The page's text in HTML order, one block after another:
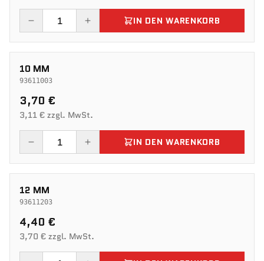
IN DEN WARENKORB
10 MM
93611003
3,70 €
3,11 € zzgl. MwSt.
IN DEN WARENKORB
12 MM
93611203
4,40 €
3,70 € zzgl. MwSt.